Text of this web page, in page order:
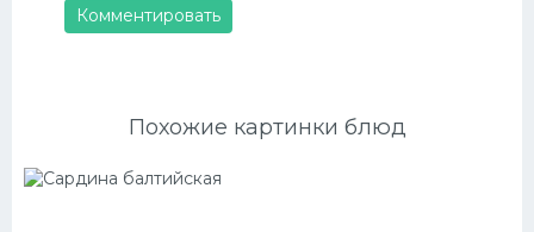
Комментировать
Похожие картинки блюд